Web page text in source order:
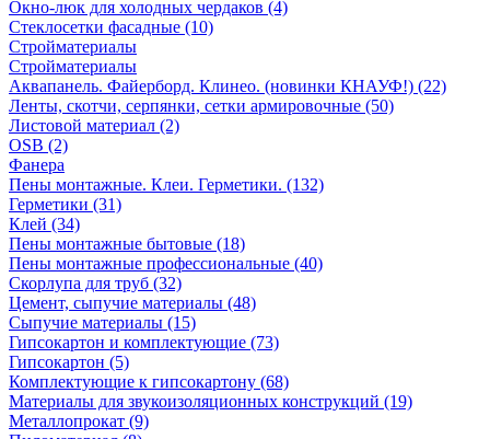
Окно-люк для холодных чердаков (4)
Стеклосетки фасадные (10)
Стройматериалы
Стройматериалы
Аквапанель. Файерборд. Клинео. (новинки КНАУФ!) (22)
Ленты, скотчи, серпянки, сетки армировочные (50)
Листовой материал (2)
OSB (2)
Фанера
Пены монтажные. Клеи. Герметики. (132)
Герметики (31)
Клей (34)
Пены монтажные бытовые (18)
Пены монтажные профессиональные (40)
Скорлупа для труб (32)
Цемент, сыпучие материалы (48)
Сыпучие материалы (15)
Гипсокартон и комплектующие (73)
Гипсокартон (5)
Комплектующие к гипсокартону (68)
Материалы для звукоизоляционных конструкций (19)
Металлопрокат (9)